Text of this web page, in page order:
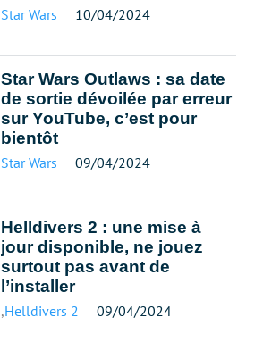
Star Wars 10/04/2024
Star Wars Outlaws : sa date
de sortie dévoilée par erreur
sur YouTube, c’est pour
bientôt
Star Wars 09/04/2024
Helldivers 2 : une mise à
jour disponible, ne jouez
surtout pas avant de
l’installer
,Helldivers 2 09/04/2024